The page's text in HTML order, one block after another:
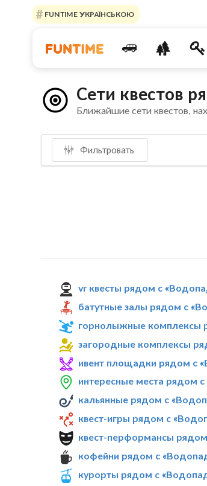
FUNTIME УКРАЇНСЬКОЮ
Сети квестов
Ближайшие сети квестов,
Фильтровать
vr квесты рядом с
батутные залы рядом с
горнолыжные комплексы
загородные комплексы
ивент площадки рядом с
интересные места рядом
кальянные рядом с
квест-игры рядом с
квест-перформансы
кофейни рядом с
курорты рядом с